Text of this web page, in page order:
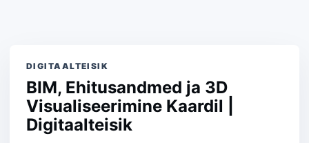
DIGITAALTEISIK
BIM, Ehitusandmed ja 3D
Visualiseerimine Kaardil |
Digitaalteisik